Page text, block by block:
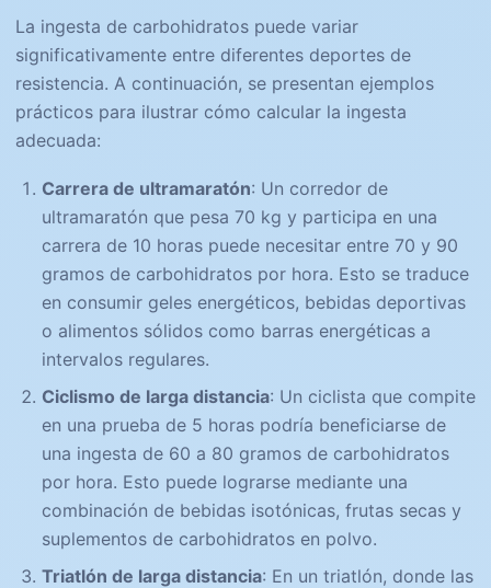
La ingesta de carbohidratos puede variar
significativamente entre diferentes deportes de
resistencia. A continuación, se presentan ejemplos
prácticos para ilustrar cómo calcular la ingesta
adecuada:
Carrera de ultramaratón: Un corredor de
ultramaratón que pesa 70 kg y participa en una
carrera de 10 horas puede necesitar entre 70 y 90
gramos de carbohidratos por hora. Esto se traduce
en consumir geles energéticos, bebidas deportivas
o alimentos sólidos como barras energéticas a
intervalos regulares.
Ciclismo de larga distancia: Un ciclista que compite
en una prueba de 5 horas podría beneficiarse de
una ingesta de 60 a 80 gramos de carbohidratos
por hora. Esto puede lograrse mediante una
combinación de bebidas isotónicas, frutas secas y
suplementos de carbohidratos en polvo.
Triatlón de larga distancia: En un triatlón, donde las